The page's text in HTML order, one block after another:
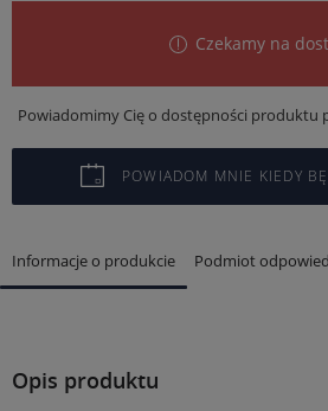
Czekamy na
Powiadomimy Cię o dostępności produktu
POWIADOM MNIE KIEDY
Informacje o produkcie Podmiot
Opis produktu